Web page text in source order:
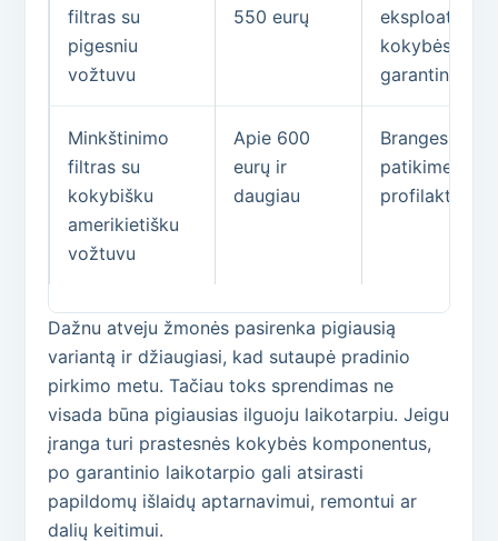
filtras su
pigesniu
vožtuvu
550 eurų
kokybės,
garantiniu
Minkštinimo
filtras su
kokybišku
amerikietišku
vožtuvu
Apie 600
eurų ir
daugiau
Brangesnis
patikimesnis
profilaktinio
Dažnu atveju žmonės pasirenka pigiausią
variantą ir džiaugiasi, kad sutaupė pradinio
pirkimo metu. Tačiau toks sprendimas ne
visada būna pigiausias ilguoju laikotarpiu. Jeigu
įranga turi prastesnės kokybės komponentus,
po garantinio laikotarpio gali atsirasti
papildomų išlaidų aptarnavimui, remontui ar
dalių keitimui.